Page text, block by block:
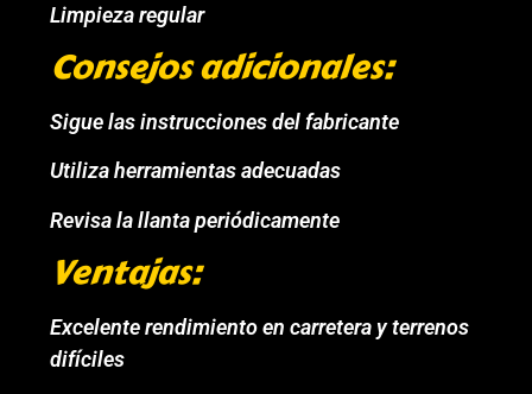
Limpieza regular
Consejos adicionales:
Sigue las instrucciones del fabricante
Utiliza herramientas adecuadas
Revisa la llanta periódicamente
Ventajas:
Excelente rendimiento en carretera y terrenos
difíciles